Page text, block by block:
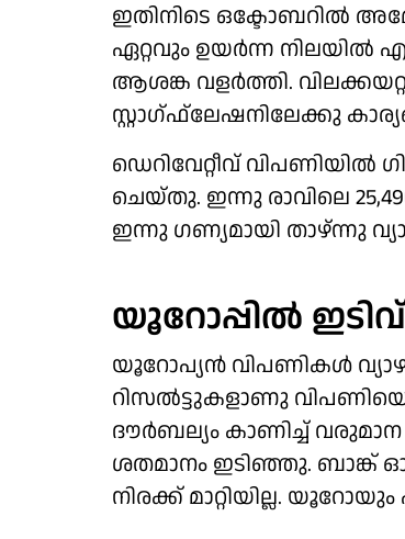
ഇതിനിടെ ഒക്ടോബറില്‍
ഏറ്റവും ഉയര്‍ന്ന നിലയില്‍
ആശങ്ക വളര്‍ത്തി.
സ്റ്റാഗ്ഫ്‌ലേഷനിലേക്കു
ഡെറിവേറ്റീവ് വിപണിയില്‍
ചെയ്തു. ഇന്നു രാവിലെ
ഇന്നു ഗണ്യമായി താഴ്ന്നു
യൂറോപ്പില്‍ ഇടിവ്
യൂറോപ്യന്‍ വിപണികള്‍
റിസല്‍ട്ടുകളാണു
ദൗര്‍ബല്യം കാണിച്ച് വരുമാന
ശതമാനം ഇടിഞ്ഞു. ബാങ്ക്
നിരക്ക് മാറ്റിയില്ല.